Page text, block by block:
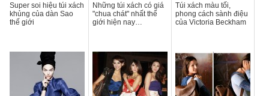
Super soi hiệu túi xách
khủng của dàn Sao
thế giới
Những túi xách có giá
"chua chát" nhất thế
giới hiện nay…
Túi xách màu tối,
phong cách sành điệu
của Victoria Beckham